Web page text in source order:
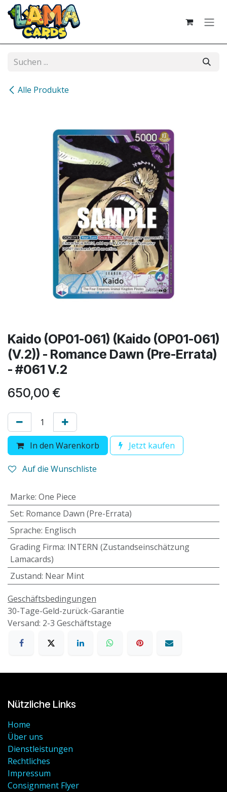
Zum Inhalt springen
Alle Produkte
Kaido (OP01-061) (Kaido (OP01-061)
(V.2)) - Romance Dawn (Pre-Errata)
- #061 V.2
650,00 €
In den Warenkorb Jetzt kaufen
Auf die Wunschliste
Marke: One Piece
Set: Romance Dawn (Pre-Errata)
Sprache: Englisch
Grading Firma: INTERN (Zustandseinschätzung
Lamacards)
Zustand: Near Mint
Geschäftsbedingungen
30-Tage-Geld-zurück-Garantie
Versand: 2-3 Geschäftstage
Nützliche Links
Home
Über uns
Dienstleistungen
Rechtliches
Impressum
Consignment Flyer